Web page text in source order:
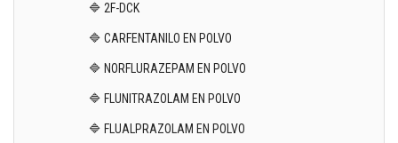
🔷 2F-DCK
🔷 CARFENTANILO EN POLVO
🔷 NORFLURAZEPAM EN POLVO
🔷 FLUNITRAZOLAM EN POLVO
🔷 FLUALPRAZOLAM EN POLVO